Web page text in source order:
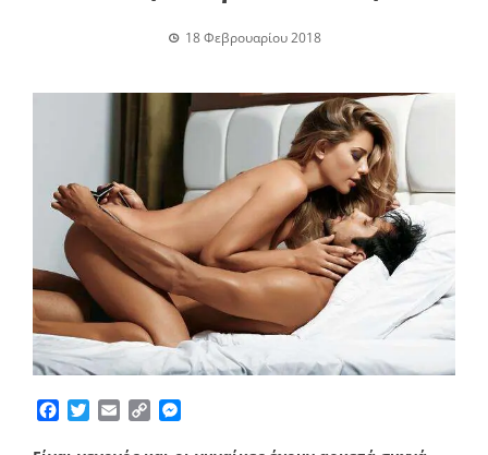
18 Φεβρουαρίου 2018
Facebook
TwitterEmailCopy